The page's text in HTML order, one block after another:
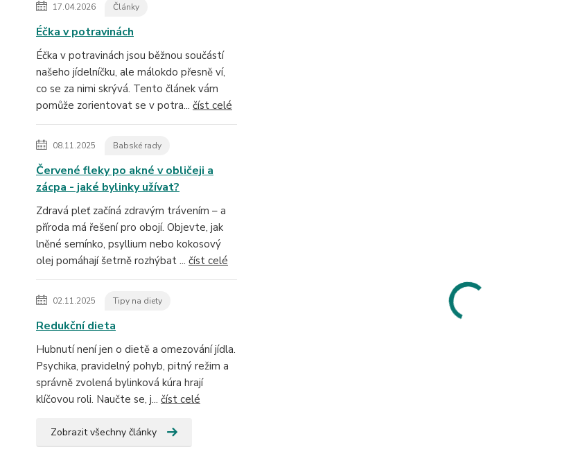
17.04.2026 Články
Éčka v potravinách
Éčka v potravinách jsou běžnou součástí
našeho jídelníčku, ale málokdo přesně ví,
co se za nimi skrývá. Tento článek vám
pomůže zorientovat se v potra... číst celé
08.11.2025 Babské rady
Červené fleky po akné v obličeji a
zácpa - jaké bylinky užívat?
Zdravá pleť začíná zdravým trávením – a
příroda má řešení pro obojí. Objevte, jak
lněné semínko, psyllium nebo kokosový
olej pomáhají šetrně rozhýbat ... číst celé
02.11.2025 Tipy na diety
Redukční dieta
Hubnutí není jen o dietě a omezování jídla.
Psychika, pravidelný pohyb, pitný režim a
správně zvolená bylinková kúra hrají
klíčovou roli. Naučte se, j... číst celé
Zobrazit všechny články